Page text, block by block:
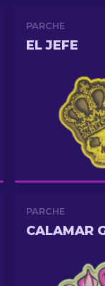
PARCHE
EL JEFE
PARCHE
CALAMAR